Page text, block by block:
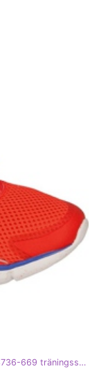
Under Armour Micro G Limitless Trening W 1258736-669 träningsskor röd